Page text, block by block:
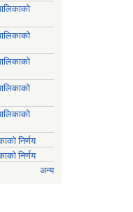
निर्णय
निर्णय
अन्य